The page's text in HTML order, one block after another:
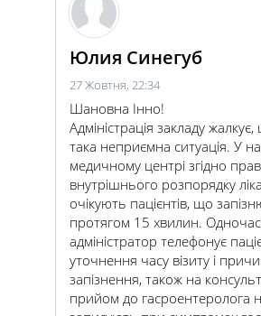
Юлия Синегуб
27 Жовтня, 22:34
Шановна Інно!
Адміністрація закладу
така неприємна ситуація. У
медичному центрі згідно
внутрішнього розпорядку
очікують пацієнтів, що
протягом 15 хвилин.
адміністратор телефонує
уточнення часу візиту і
запізнення, також на
прийом до гасроентеролога